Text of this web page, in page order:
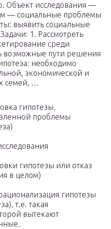
Объект исследования —
— социальные проблемы
выявить социальные
1. Рассмотреть
среди
возможные пути решения
необходимо
экономической и
семей, …
гипотезы,
проблемы
гипотезы или отказ
в целом)
гипотезы
т.е. такая
вытекают